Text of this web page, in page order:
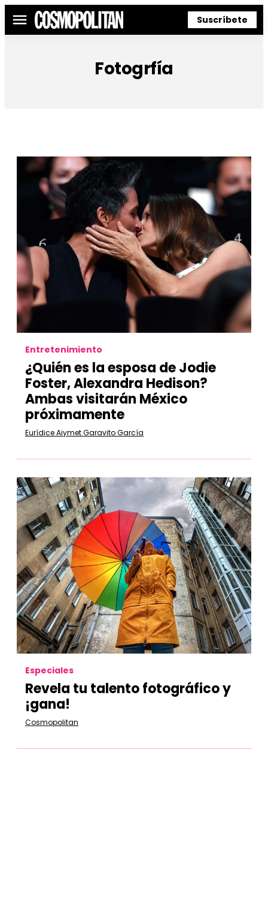
Menú Suscríbete
Fotogrfía
Entretenimiento
¿Quién es la esposa de Jodie
Foster, Alexandra Hedison?
Ambas visitarán México
próximamente
Eurídice Aiymet Garavito García
Especiales
Revela tu talento fotográfico y
¡gana!
Cosmopolitan